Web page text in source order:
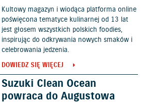
Kultowy magazyn i wiodąca platforma online
poświęcona tematyce kulinarnej od 13 lat
jest głosem wszystkich polskich foodies,
inspirując do odkrywania nowych smaków i
celebrowania jedzenia.
DOWIEDZ SIĘ WIĘCEJ
Suzuki Clean Ocean
powraca do Augustowa